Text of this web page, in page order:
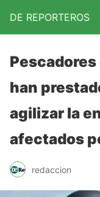
DE REPORTEROS
han
agilizar la
afectados
redaccion